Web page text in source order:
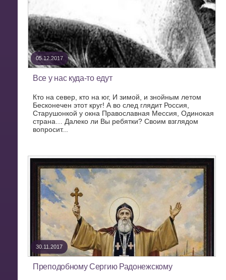
05.12.2017
Все у нас куда-то едут
Кто на север, кто на юг, И зимой, и знойным летом
Бесконечен этот круг! А во след глядит Россия,
Старушонкой у окна Православная Мессия, Одинокая
страна… Далеко ли Вы ребятки? Своим взглядом
вопросит...
30.11.2017
Преподобному Сергию Радонежскому